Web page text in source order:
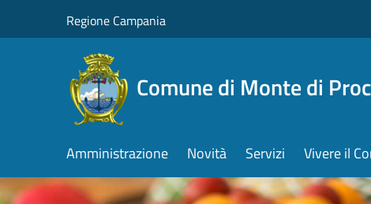
Regione Campania
Comune di Monte di
Amministrazione Novità Servizi Vivere il